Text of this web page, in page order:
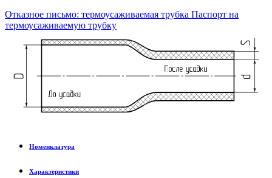
Отказное письмо: термоусаживаемая трубка Паспорт на
термоусаживаемую трубку
Номенклатура
Характеристики